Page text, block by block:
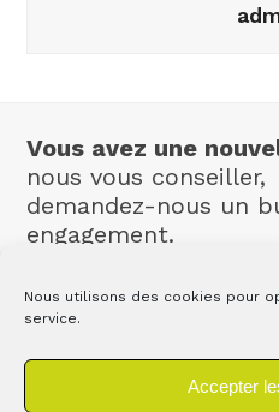
Nous utilisons des cookies pour
service.
Accepter
Vous avez une
nous vous conseiller,
demandez-nous un
engagement.